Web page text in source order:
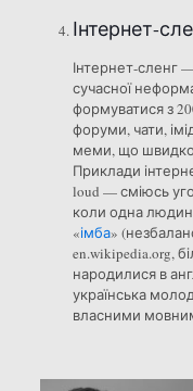
Інтернет-
Інтернет-сленг
сучасної
формуватися з
форуми, чати,
меми, що
Приклади
loud — сміюсь
коли одна
«імба»
en.wikipedia.org,
народилися в
українська
власними